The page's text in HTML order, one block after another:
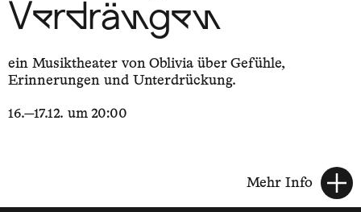
Verdrängen
ein Musiktheater von Oblivia über Gefühle,
Erinnerungen und Unterdrückung.
16.—17.12. um 20:00
Mehr Info